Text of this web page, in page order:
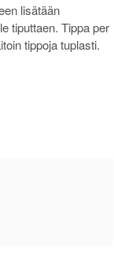
lisätään
tiputtaen. Tippa per
tippoja tuplasti.